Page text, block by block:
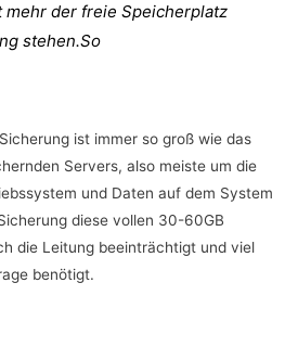
mehr der freie Speicherplatz
stehen.So
ist immer so groß wie das
Servers, also meiste um die
und Daten auf dem System
diese vollen 30-60GB
die Leitung beeinträchtigt und viel
benötigt.